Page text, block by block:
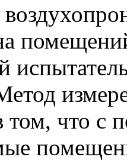
том, что с